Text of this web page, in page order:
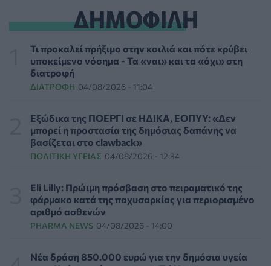
Διαβητική αμφιβληστροειδοπάθεια: «Σιωπηλός»
κίνδυνος για την όραση των ασθενών
HEALTH TALK 06/08/2026 - 17:34
Γιατί οι γιατροί διστάζουν να γράψουν ορμονική
ΥΓΕΊΑ 06/08/2026 - 17:01
Γιαννάκος: Πρωτοφανής πίεση στο Νοσοκομείο
Ζακύνθου - Καταγγέλθηκαν οκτώ βιασμοί γυναικών
Έκτακτα μέτρα και στην Καστοριά κατά της διασποράς
της ευλογιάς των προβάτων
ΕΠΙΚΑΙΡΌΤΗΤΑ 06/08/2026 - 16:16
Τα τρία SOS στη μέση ηλικία που εξασφαλίζουν 13
ΔΗΜΟΦΙΛΗ
Τι προκαλεί πρήξιμο στην κοιλιά και πότε κρύβει
υποκείμενο νόσημα - Τα «ναι» και τα «όχι» στη
διατροφή
ΔΙΑΤΡΟΦΉ 04/08/2026 - 11:04
Εξώδικα της ΠΟΕΡΓΙ σε ΗΔΙΚΑ, ΕΟΠΥΥ: «Δεν
μπορεί η προστασία της δημόσιας δαπάνης να
βασίζεται στο clawback»
ΠΟΛΙΤΙΚΉ ΥΓΕΊΑΣ 04/08/2026 - 12:34
Eli Lilly: Πρώιμη πρόσβαση στο πειραματικό της
φάρμακο κατά της παχυσαρκίας για περιορισμένο
αριθμό ασθενών
PHARMA NEWS 04/08/2026 - 14:00
Νέα δράση 850.000 ευρώ για την δημόσια υγεία